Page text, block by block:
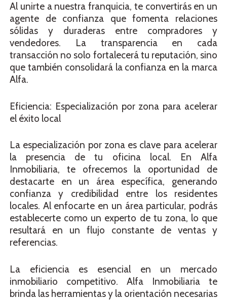
Al unirte a nuestra franquicia, te convertirás en un
agente de confianza que fomenta relaciones
sólidas y duraderas entre compradores y
vendedores. La transparencia en cada
transacción no solo fortalecerá tu reputación, sino
que también consolidará la confianza en la marca
Alfa.
Eficiencia: Especialización por zona para acelerar
el éxito local
La especialización por zona es clave para acelerar
la presencia de tu oficina local. En Alfa
Inmobiliaria, te ofrecemos la oportunidad de
destacarte en un área específica, generando
confianza y credibilidad entre los residentes
locales. Al enfocarte en un área particular, podrás
establecerte como un experto de tu zona, lo que
resultará en un flujo constante de ventas y
referencias.
La eficiencia es esencial en un mercado
inmobiliario competitivo. Alfa Inmobiliaria te
brinda las herramientas y la orientación necesarias